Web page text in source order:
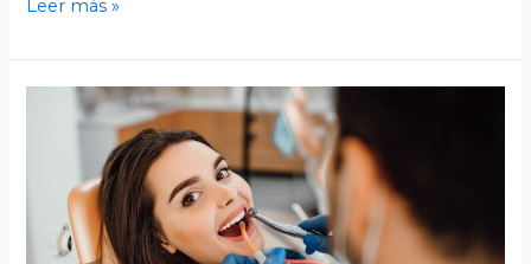
Leer más »
Experiencia
odontológica
calidad
Valladolid